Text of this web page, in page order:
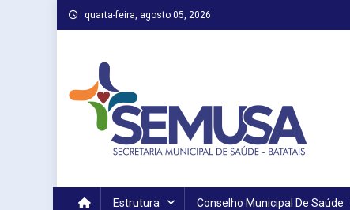
Skip
to
quarta-feira, agosto 05, 2026
Estrutura Conselho Municipal De Saúde